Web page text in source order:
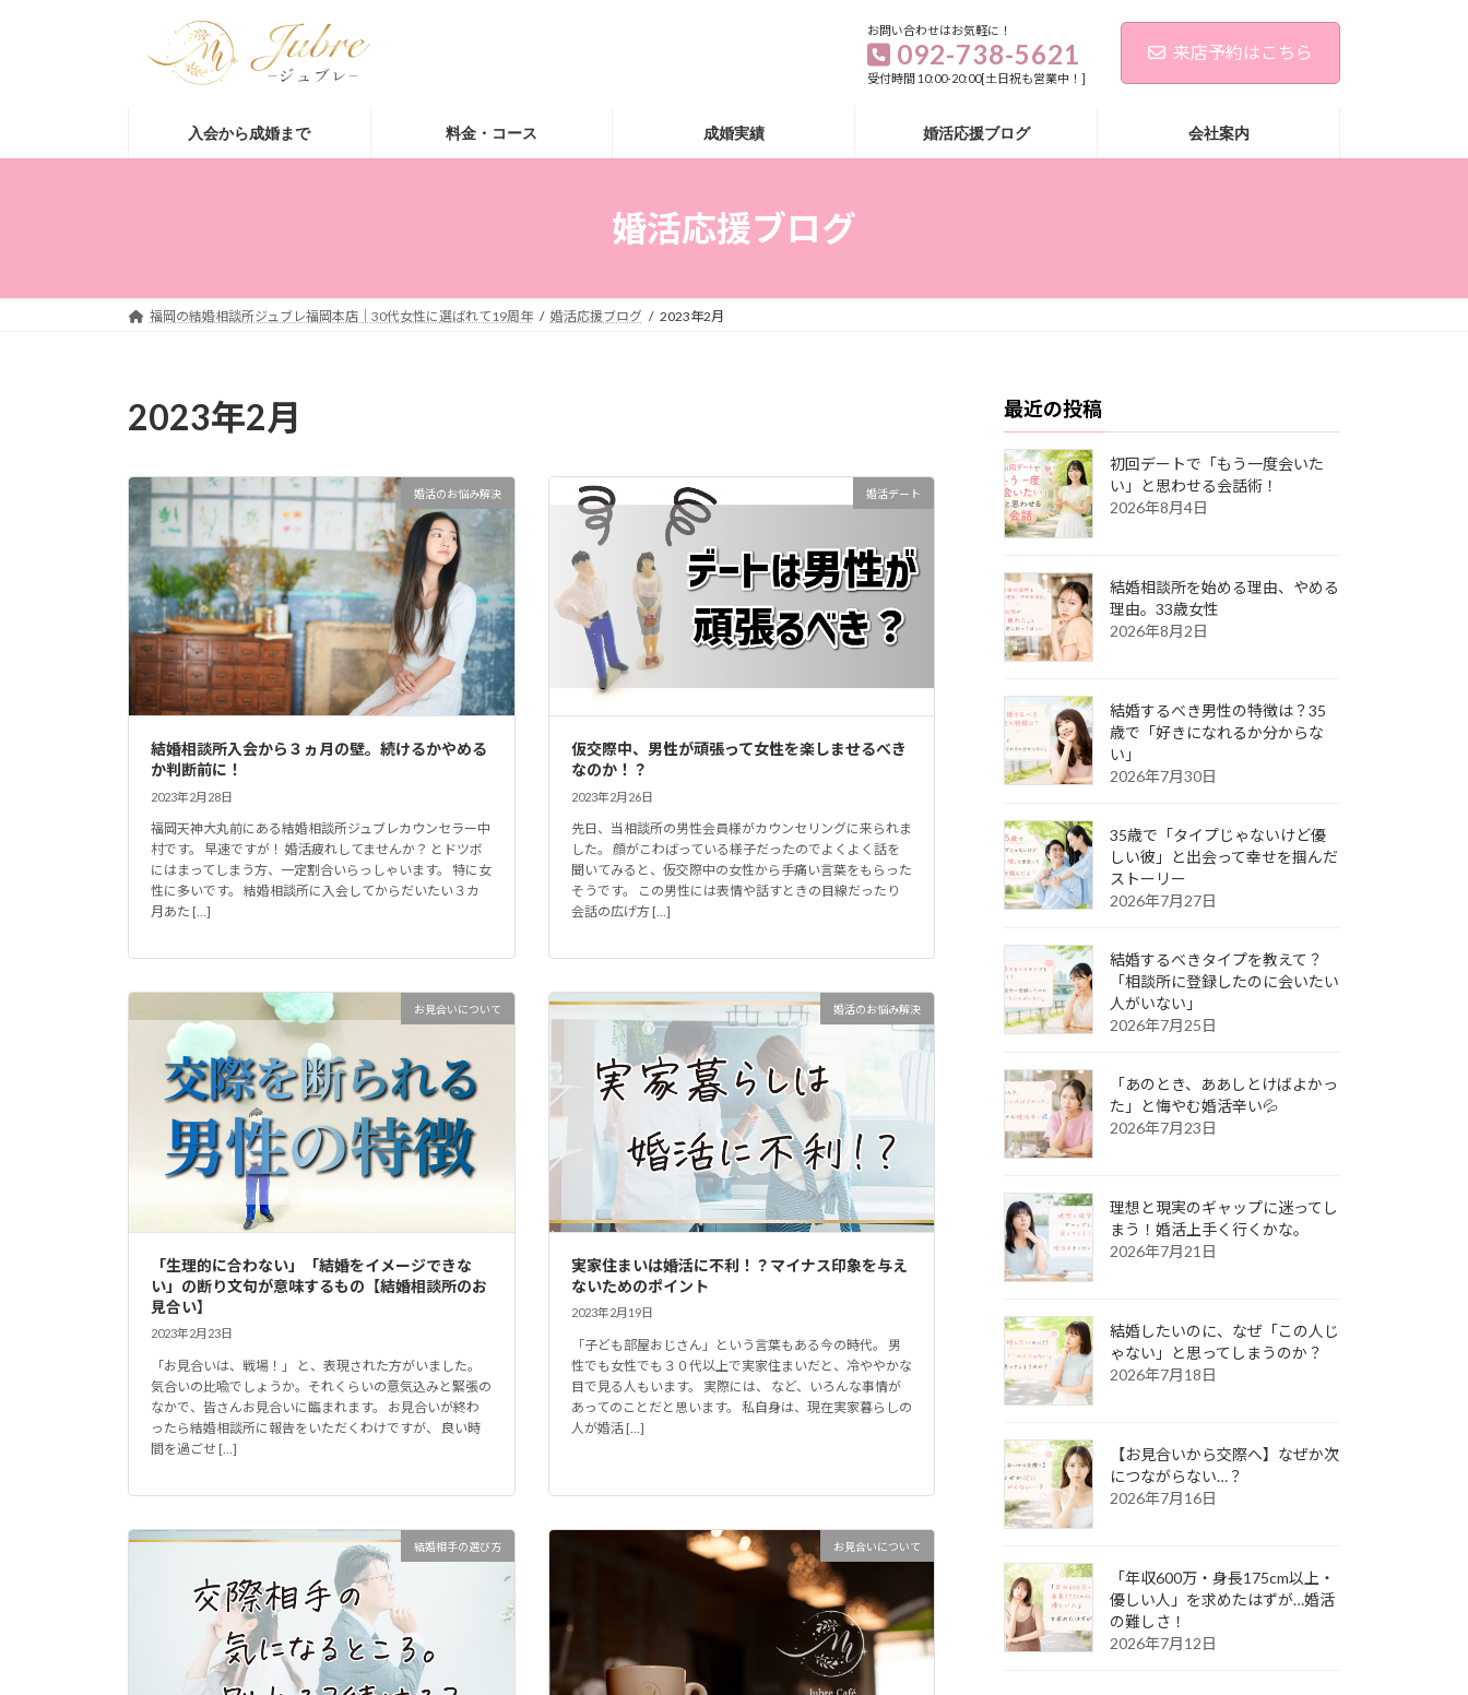
お問い合わせはお気軽に！
092-738-5621
受付時間 10:00-20:00[土日祝も営業中！]
来店予約はこちら
入会から成婚まで 料金・コース 成婚実績 婚活応援ブログ 会社案内
婚活応援ブログ
福岡の結婚相談所ジュブレ福岡本店｜30代女性に選ばれて19周年 婚活応援ブログ 2023年2月
2023年2月
婚活のお悩み解決
結婚相談所入会から３ヵ月の壁。続けるかやめる
か判断前に！
2023年2月28日
福岡天神大丸前にある結婚相談所ジュブレカウンセラー中
村です。 早速ですが！ 婚活疲れしてませんか？ とドツボ
にはまってしまう方、一定割合いらっしゃいます。 特に女
性に多いです。 結婚相談所に入会してからだいたい３カ
月あた […]
婚活デート
仮交際中、男性が頑張って女性を楽しませるべき
なのか！？
2023年2月26日
先日、当相談所の男性会員様がカウンセリングに来られま
した。 顔がこわばっている様子だったのでよくよく話を
聞いてみると、仮交際中の女性から手痛い言葉をもらった
そうです。 この男性には表情や話すときの目線だったり
会話の広げ方 […]
お見合いについて
「生理的に合わない」「結婚をイメージできな
い」の断り文句が意味するもの【結婚相談所のお
見合い】
2023年2月23日
「お見合いは、戦場！」 と、表現された方がいました。
気合いの比喩でしょうか。それくらいの意気込みと緊張の
なかで、皆さんお見合いに臨まれます。 お見合いが終わ
ったら結婚相談所に報告をいただくわけですが、 良い時
間を過ごせ […]
婚活のお悩み解決
実家住まいは婚活に不利！？マイナス印象を与え
ないためのポイント
2023年2月19日
「子ども部屋おじさん」という言葉もある今の時代。 男
性でも女性でも３０代以上で実家住まいだと、冷ややかな
目で見る人もいます。 実際には、 など、いろんな事情が
あってのことだと思います。 私自身は、現在実家暮らしの
人が婚活 […]
結婚相手の選び方 お見合いについて
最近の投稿
初回デートで「もう一度会いた
い」と思わせる会話術！
2026年8月4日
結婚相談所を始める理由、やめる
理由。33歳女性
2026年8月2日
結婚するべき男性の特徴は？35
歳で「好きになれるか分からな
い」
2026年7月30日
35歳で「タイプじゃないけど優
しい彼」と出会って幸せを掴んだ
ストーリー
2026年7月27日
結婚するべきタイプを教えて？
「相談所に登録したのに会いたい
人がいない」
2026年7月25日
「あのとき、ああしとけばよかっ
た」と悔やむ婚活辛い💦
2026年7月23日
理想と現実のギャップに迷ってし
まう！婚活上手く行くかな。
2026年7月21日
結婚したいのに、なぜ「この人じ
ゃない」と思ってしまうのか？
2026年7月18日
【お見合いから交際へ】なぜか次
につながらない…？
2026年7月16日
「年収600万・身長175cm以上・
優しい人」を求めたはずが…婚活
の難しさ！
2026年7月12日